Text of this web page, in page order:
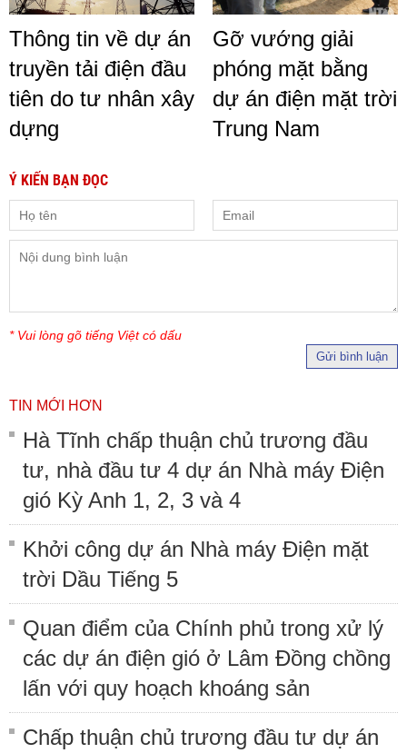
Thông tin về dự án
truyền tải điện đầu
tiên do tư nhân xây
dựng
Gỡ vướng giải
phóng mặt bằng
dự án điện mặt trời
Trung Nam
Ý KIẾN BẠN ĐỌC
* Vui lòng gõ tiếng Việt có dấu
Gửi bình luận
TIN MỚI HƠN
Hà Tĩnh chấp thuận chủ trương đầu
tư, nhà đầu tư 4 dự án Nhà máy Điện
gió Kỳ Anh 1, 2, 3 và 4
Khởi công dự án Nhà máy Điện mặt
trời Dầu Tiếng 5
Quan điểm của Chính phủ trong xử lý
các dự án điện gió ở Lâm Đồng chồng
lấn với quy hoạch khoáng sản
Chấp thuận chủ trương đầu tư dự án